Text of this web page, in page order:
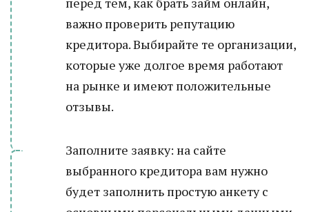
важно проверить репутацию
кредитора. Выбирайте те организации,
которые уже долгое время работают
на рынке и имеют положительные
отзывы.
Заполните заявку: на сайте
выбранного кредитора вам нужно
будет заполнить простую анкету с